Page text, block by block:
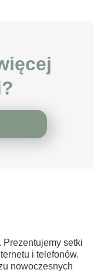
Prezentujemy setki
i telefonów.
nowoczesnych